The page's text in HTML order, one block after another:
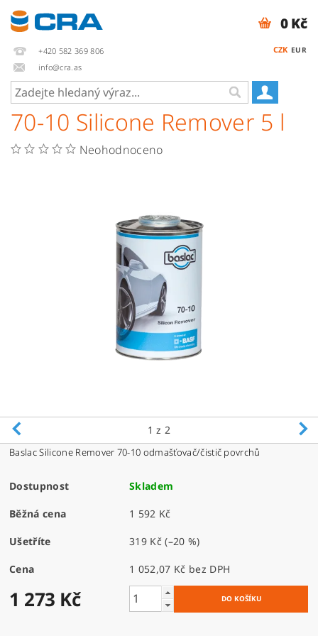
+420 582 369 806
info@cra.as
CZK EUR
0 Kč
70-10 Silicone Remover 5 l
Neohodnoceno
1 z 2
Baslac Silicone Remover 70-10 odmašťovač/čistič povrchů
Dostupnost Skladem
Běžná cena 1 592 Kč
Ušetříte 319 Kč(–20 %)
Cena 1 052,07 Kč bez DPH
1 273 Kč